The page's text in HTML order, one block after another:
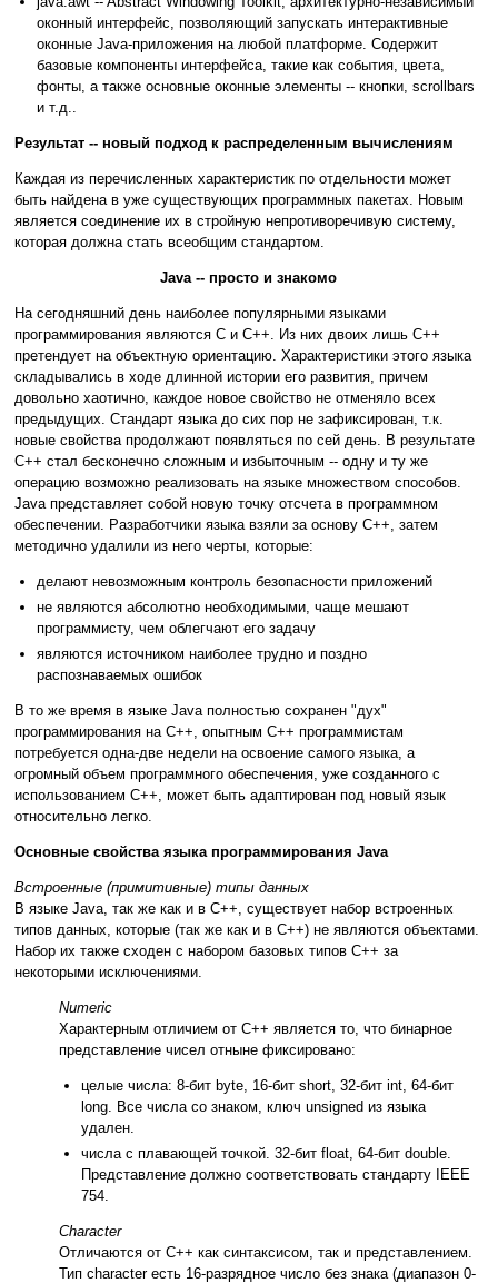
оконный интерфейс, позволяющий запускать интерактивные
оконные Java-приложения на любой платформе. Содержит
базовые компоненты интерфейса, такие как события, цвета,
фонты, а также основные оконные элементы -- кнопки, scrollbars
и т.д..
Результат -- новый подход к распределенным вычислениям
Каждая из перечисленных характеристик по отдельности может
быть найдена в уже существующих программных пакетах. Новым
является соединение их в стройную непротиворечивую систему,
которая должна стать всеобщим стандартом.
Java -- просто и знакомо
На сегодняшний день наиболее популярными языками
программирования являются С и С++. Из них двоих лишь С++
претендует на объектную ориентацию. Характеристики этого языка
складывались в ходе длинной истории его развития, причем
довольно хаотично, каждое новое свойство не отменяло всех
предыдущих. Стандарт языка до сих пор не зафиксирован, т.к.
новые свойства продолжают появляться по сей день. В результате
С++ стал бесконечно сложным и избыточным -- одну и ту же
операцию возможно реализовать на языке множеством способов.
Java представляет собой новую точку отсчета в программном
обеспечении. Разработчики языка взяли за основу С++, затем
методично удалили из него черты, которые:
делают невозможным контроль безопасности приложений
не являются абсолютно необходимыми, чаще мешают
программисту, чем облегчают его задачу
являются источником наиболее трудно и поздно
распознаваемых ошибок
В то же время в языке Java полностью сохранен "дух"
программирования на С++, опытным С++ программистам
потребуется одна-две недели на освоение самого языка, а
огромный объем программного обеспечения, уже созданного с
использованием С++, может быть адаптирован под новый язык
относительно легко.
Основные свойства языка программирования Java
Встроенные (примитивные) типы данных
В языке Java, так же как и в С++, существует набор встроенных
типов данных, которые (так же как и в С++) не являются объектами.
Набор их также сходен с набором базовых типов С++ за
некоторыми исключениями.
Numeric
Характерным отличием от С++ является то, что бинарное
представление чисел отныне фиксировано:
целые числа: 8-бит byte, 16-бит short, 32-бит int, 64-бит
long. Все числа со знаком, ключ unsigned из языка
удален.
числа с плавающей точкой. 32-бит float, 64-бит double.
Представление должно соответствовать стандарту IEEE
754.
Character
Отличаются от С++ как синтаксисом, так и представлением.
Тип character есть 16-разрядное число без знака (диапазон 0-